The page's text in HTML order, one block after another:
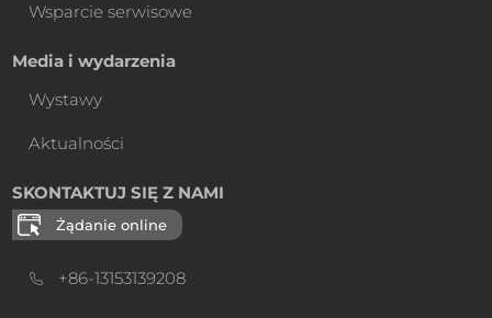
Wsparcie serwisowe
Media i wydarzenia
Wystawy
Aktualności
SKONTAKTUJ SIĘ Z NAMI
Żądanie online
+86-13153139208